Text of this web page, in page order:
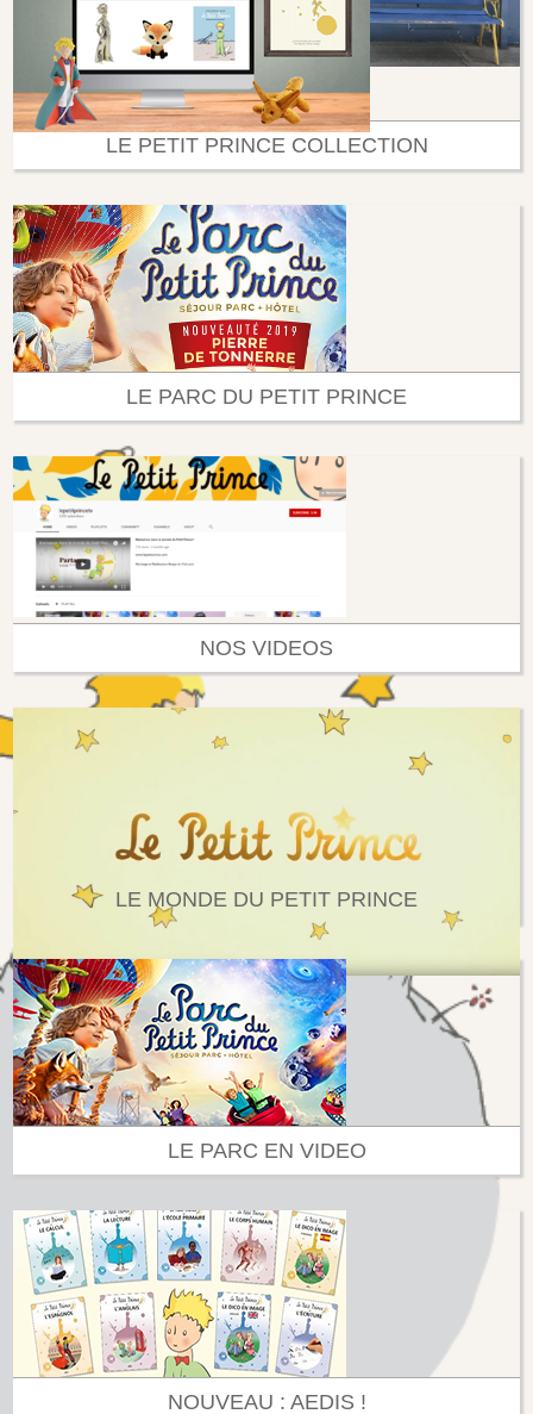
LE PETIT PRINCE COLLECTION
LE PARC DU PETIT PRINCE
NOS VIDEOS
LE MONDE DU PETIT PRINCE
LE PARC EN VIDEO
NOUVEAU : AEDIS !